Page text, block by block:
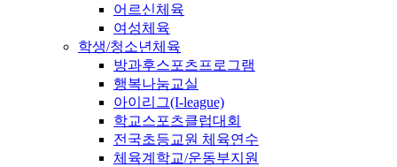
어르신체육
여성체육
학생/청소년체육
방과후스포츠프로그램
행복나눔교실
아이리그(I-league)
학교스포츠클럽대회
전국초등교원 체육연수
체육계학교/운동부지원